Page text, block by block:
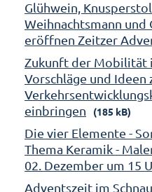
Glühwein,
Weihnachtsmann
eröffnen Zeitzer
Zukunft der Mobilität
Vorschläge und
einbringen
(185 kB)
Die vier Elemente -
Thema Keramik -
02. Dezember um 15
Adventszeit im